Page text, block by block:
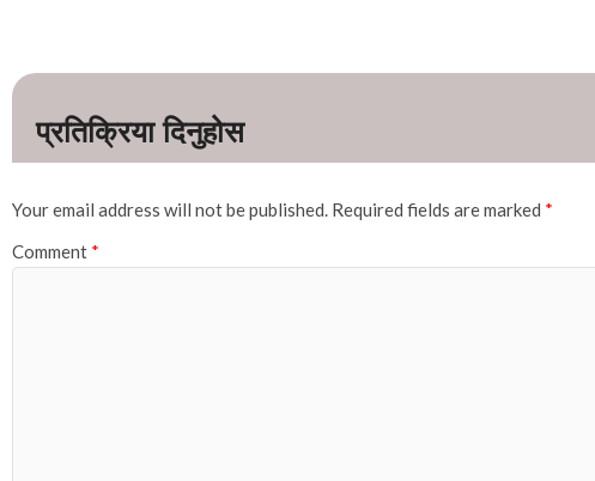
Your email address will not be published. Required fields are marked *
Comment *